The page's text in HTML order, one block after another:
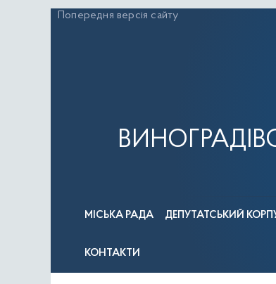
Перейти
Попередня версія сайту
МІСЬКА РАДА ДЕПУТАТСЬКИЙ
КОНТАКТИ